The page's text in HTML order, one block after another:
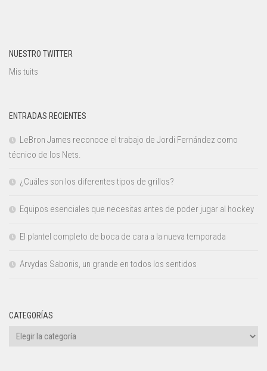
NUESTRO TWITTER
Mis tuits
ENTRADAS RECIENTES
LeBron James reconoce el trabajo de Jordi Fernández como
técnico de los Nets.
¿Cuáles son los diferentes tipos de grillos?
Equipos esenciales que necesitas antes de poder jugar al hockey
El plantel completo de boca de cara a la nueva temporada
Arvydas Sabonis, un grande en todos los sentidos
CATEGORÍAS
Categorías